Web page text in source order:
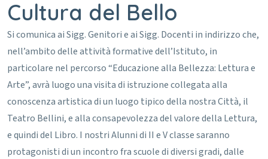
Cultura del Bello
Si comunica ai Sigg. Genitori e ai Sigg. Docenti in indirizzo che,
nell’ambito delle attività formative dell’Istituto, in
particolare nel percorso “Educazione alla Bellezza: Lettura e
Arte”, avrà luogo una visita di istruzione collegata alla
conoscenza artistica di un luogo tipico della nostra Città, il
Teatro Bellini, e alla consapevolezza del valore della Lettura,
e quindi del Libro. I nostri Alunni di II e V classe saranno
protagonisti di un incontro fra scuole di diversi gradi, dalle